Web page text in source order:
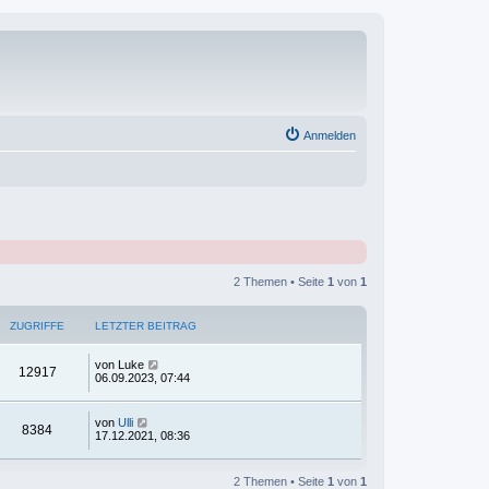
Anmelden
2 Themen • Seite 1 von 1
ZUGRIFFE LETZTER BEITRAG
12917 von Luke
06.09.2023, 07:44
8384 von Ulli
17.12.2021, 08:36
2 Themen • Seite 1 von 1